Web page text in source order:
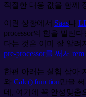
적절한 대응 값을 함께
이런 상황에서 Saas나
processor의 힘을 빌린
다는 것은 이미 잘 알려
pre-processor를 써서
한편 아래는 실험 삼아
와 Calc() function만을
데, 여기에 꼭 안성맞춤